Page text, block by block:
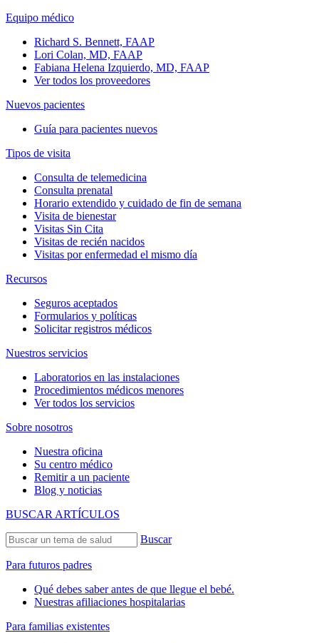
Equipo médico
Richard S. Bennett, FAAP
Lori Colan, MD, FAAP
Fabiana Helena Izquierdo, MD, FAAP
Ver todos los proveedores
Nuevos pacientes
Guía para pacientes nuevos
Tipos de visita
Consulta de telemedicina
Consulta prenatal
Horario extendido y cuidado de fin de semana
Visita de bienestar
Visitas Sin Cita
Visitas de recién nacidos
Visitas por enfermedad el mismo día
Recursos
Seguros aceptados
Formularios y políticas
Solicitar registros médicos
Nuestros servicios
Laboratorios en las instalaciones
Procedimientos médicos menores
Ver todos los servicios
Sobre nosotros
Nuestra oficina
Su centro médico
Remitir a un paciente
Blog y noticias
BUSCAR ARTÍCULOS
Buscar
Para futuros padres
Qué debes saber antes de que llegue el bebé.
Nuestras afiliaciones hospitalarias
Para familias existentes